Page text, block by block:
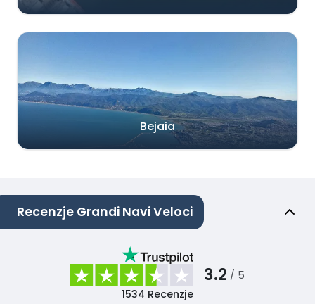
Bejaia
Recenzje Grandi Navi Veloci
3.2 / 5
1534 Recenzje